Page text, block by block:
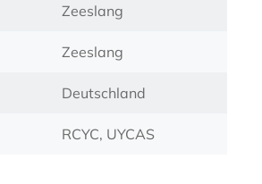
Zeeslang
Zeeslang
Deutschland
RCYC, UYCAS